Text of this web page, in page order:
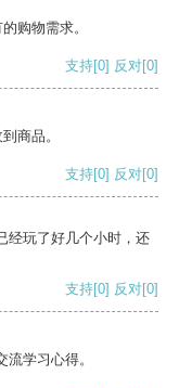
购物需求。
支持[0] 反对[0]
商品。
支持[0] 反对[0]
经玩了好几个小时，还
支持[0] 反对[0]
学习心得。